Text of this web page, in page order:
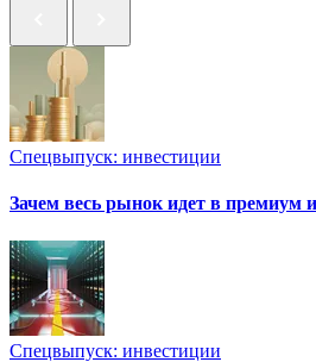
Спецвыпуск: инвестиции
Зачем весь рынок идет в премиум
Спецвыпуск: инвестиции